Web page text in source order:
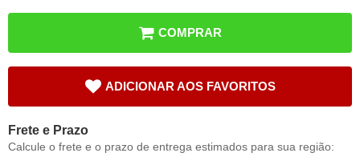
COMPRAR
ADICIONAR AOS FAVORITOS
Frete e Prazo
Calcule o frete e o prazo de entrega estimados para sua região: